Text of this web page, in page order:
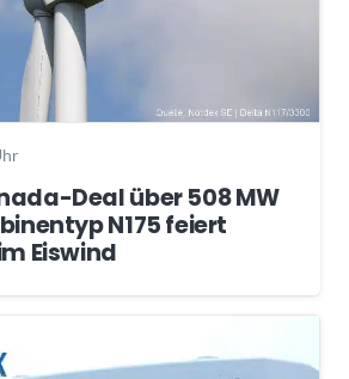
Deal über 508 MW
N175 feiert
Eiswind